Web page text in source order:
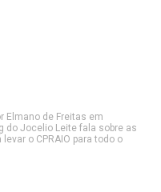
Elmano de Freitas em
do Jocelio Leite fala sobre as
o CPRAIO para todo o